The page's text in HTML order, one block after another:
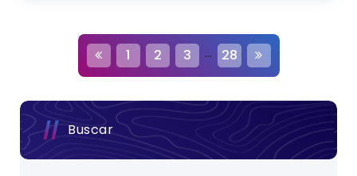
N
a
v
g
a
c
i
n
1 2 3 … 28
Buscar